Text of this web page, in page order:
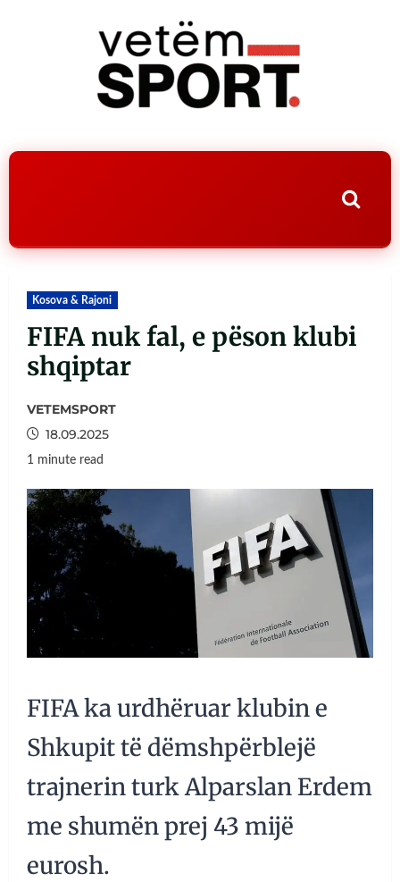
Kosova & Rajoni
FIFA nuk fal, e pëson klubi
shqiptar
VETEMSPORT
18.09.2025
1 minute read
FIFA ka urdhëruar klubin e
Shkupit të dëmshpërblejë
trajnerin turk Alparslan Erdem
me shumën prej 43 mijë
eurosh.